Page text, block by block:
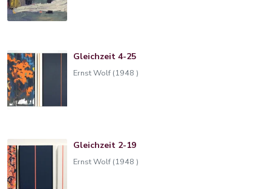
Gleichzeit 4-25
Ernst Wolf (1948 )
Gleichzeit 2-19
Ernst Wolf (1948 )